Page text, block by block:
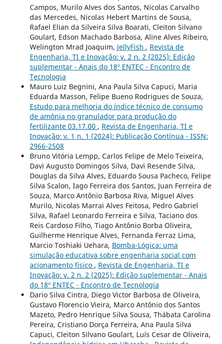
Campos, Murilo Alves dos Santos, Nicolas Carvalho
das Mercedes, Nicolas Hebert Martins de Sousa,
Rafael Elian da Silveira Silva Boarati, Cleiton Silvano
Goulart, Edson Machado Barbosa, Aline Alves Ribeiro,
Welington Mrad Joaquim, JellyFish , Revista de
Engenharia, TI e Inovação: v. 2 n. 2 (2025): Edição
suplementar - Anais do 18º ENTEC - Encontro de
Tecnologia
Mauro Luiz Begnini, Ana Paula Silva Capuci, Maria
Eduarda Masson, Felipe Bueno Rodrigues de Souza,
Estudo para melhoria do índice técnico de consumo
de amônia no granulador para produção do
fertilizante 03.17.00 , Revista de Engenharia, TI e
Inovação: v. 1 n. 1 (2024): Publicação Contínua - ISSN:
2966-2508
Bruno Vitória Lempp, Carlos Felipe de Melo Teixeira,
Davi Augusto Domingos Silva, Davi Resende Silva,
Douglas da Silva Alves, Eduardo Sousa Pacheco, Felipe
Silva Scalon, Iago Ferreira dos Santos, Juan Ferreira de
Souza, Marco Antônio Barbosa Riva, Miguel Alves
Murilo, Nicolas Marrai Alves Feitosa, Pedro Gabriel
Silva, Rafael Leonardo Ferreira e Silva, Taciano dos
Reis Cardoso Filho, Tiago Antônio Borba Oliveira,
Guilherme Henrique Alves, Fernanda Ferraz Lima,
Marcio Toshiaki Uehara, Bomba-Lógica: uma
simulação educativa sobre engenharia social com
acionamento físico , Revista de Engenharia, TI e
Inovação: v. 2 n. 2 (2025): Edição suplementar - Anais
do 18º ENTEC - Encontro de Tecnologia
Dario Silva Cintra, Diego Victor Barbosa de Oliveira,
Gustavo Florencio Vieira, Marco Antônio dos Santos
Mazeto, Pedro Henrique Silva Sousa, Thábata Carolina
Pereira, Cristiano Dorça Ferreira, Ana Paula Silva
Capuci, Cleiton Silvano Goulart, Luís Cesar de Oliveira,